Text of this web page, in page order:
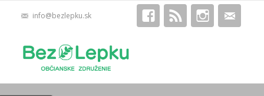
info@bezlepku.sk